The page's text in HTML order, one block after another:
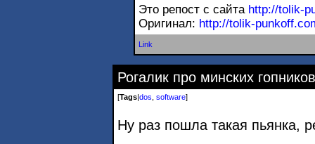
Это репост с сайта http://tolik-
Оригинал: http://tolik-
Link
Рогалик про минских
[Tags dos software]
Ну раз пошла такая пьянка,